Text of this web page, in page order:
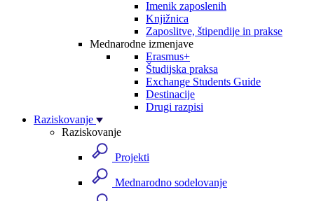
Imenik zaposlenih
Knjižnica
Zaposlitve, štipendije in prakse
Mednarodne izmenjave
Erasmus+
Študijska praksa
Exchange Students Guide
Destinacije
Drugi razpisi
Raziskovanje
Raziskovanje
Projekti
Mednarodno sodelovanje